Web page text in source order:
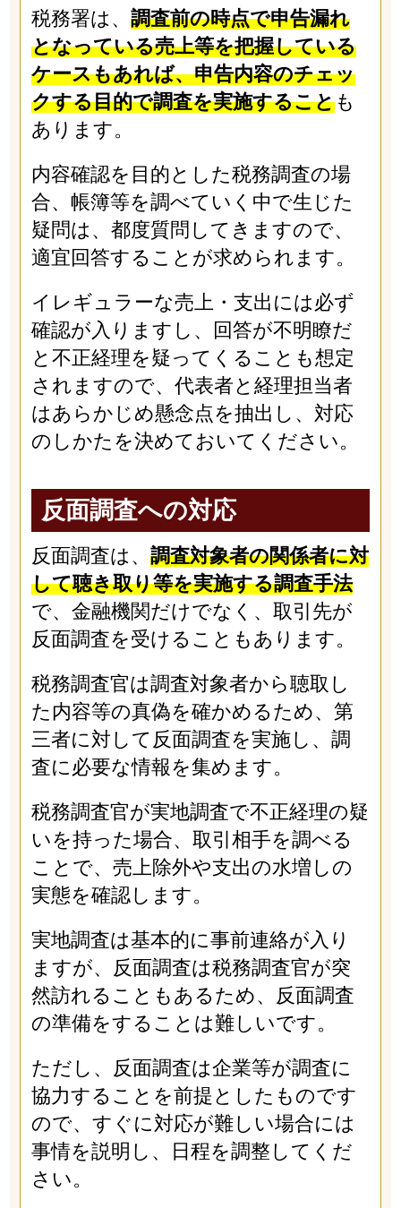
税務署は、 調査前の時点で申告漏れ
となっている売上等を把握している
ケースもあれば、申告内容のチェッ
クする目的で調査を実施することも
あります。
内容確認を目的とした税務調査の場
合、帳簿等を調べていく中で生じた
疑問は、都度質問してきますので、
適宜回答することが求められます。
イレギュラーな売上・支出には必ず
確認が入りますし、回答が不明瞭だ
と不正経理を疑ってくることも想定
されますので、代表者と経理担当者
はあらかじめ懸念点を抽出し、対応
のしかたを決めておいてください。
反面調査への対応
反面調査は、 調査対象者の関係者に対
して聴き取り等を実施する調査手法
で、金融機関だけでなく、取引先が
反面調査を受けることもあります。
税務調査官は調査対象者から聴取し
た内容等の真偽を確かめるため、第
三者に対して反面調査を実施し、調
査に必要な情報を集めます。
税務調査官が実地調査で不正経理の疑
いを持った場合、取引相手を調べる
ことで、売上除外や支出の水増しの
実態を確認します。
実地調査は基本的に事前連絡が入り
ますが、反面調査は税務調査官が突
然訪れることもあるため、反面調査
の準備をすることは難しいです。
ただし、反面調査は企業等が調査に
協力することを前提としたものです
ので、すぐに対応が難しい場合には
事情を説明し、日程を調整してくだ
さい。